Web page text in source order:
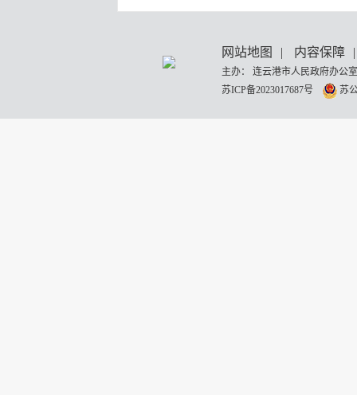
网站地图 | 内容保障 |
主办： 连云港市人民政府办
苏ICP备2023017687号
苏